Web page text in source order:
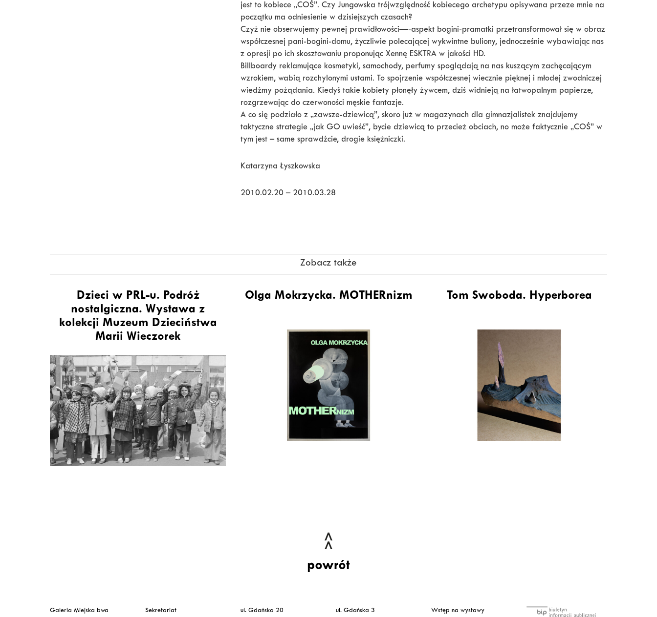
jest to kobiece „COŚ”. Czy Jungowska trójwzględność kobiecego archetypu opisywana przeze mnie na
początku ma odniesienie w dzisiejszych czasach?
Czyż nie obserwujemy pewnej prawidłowości—-aspekt bogini-pramatki przetransformował się w obraz
współczesnej pani-bogini-domu, życzliwie polecającej wykwintne buliony, jednocześnie wybawiając nas
z opresji po ich skosztowaniu proponując Xennę ESKTRA w jakości HD.
Billboardy reklamujące kosmetyki, samochody, perfumy spoglądają na nas kuszącym zachęcającym
wzrokiem, wabią rozchylonymi ustami. To spojrzenie współczesnej wiecznie pięknej i młodej zwodniczej
wiedźmy pożądania. Kiedyś takie kobiety płonęły żywcem, dziś widnieją na łatwopalnym papierze,
rozgrzewając do czerwoności męskie fantazje.
A co się podziało z „zawsze-dziewicą”, skoro już w magazynach dla gimnazjalistek znajdujemy
taktyczne strategie „jak GO uwieść”, bycie dziewicą to przecież obciach, no może faktycznie „COŚ” w
tym jest – same sprawdźcie, drogie księżniczki.
Katarzyna Łyszkowska
2010.02.20 – 2010.03.28
Zobacz także
Dzieci w PRL-u. Podróż
nostalgiczna. Wystawa z
kolekcji Muzeum Dzieciństwa
Marii Wieczorek
Olga Mokrzycka. MOTHERnizm Tom Swoboda. Hyperborea
powrót
Galeria Miejska bwa Sekretariat ul. Gdańska 20 ul. Gdańska 3 Wstęp na wystawy